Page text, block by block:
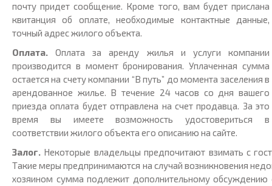
почту придет сообщение. Кроме того, вам будет прислана
квитанция об оплате, необходимые контактные данные,
точный адрес жилого объекта.
Оплата. Оплата за аренду жилья и услуги компании
производится в момент бронирования. Уплаченная сумма
остается на счету компании “В путь” до момента заселения в
арендованное жилье. В течение 24 часов со дня вашего
приезда оплата будет отправлена на счет продавца. За это
время вы имеете возможность удостовериться в
соответствии жилого объекта его описанию на сайте.
Залог. Некоторые владельцы предпочитают взимать с
Такие меры предпринимаются на случай возникновения
хозяином сумма подлежит дополнительному обсуждению